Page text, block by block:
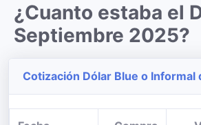
¿Cuanto estaba el
Septiembre 2025?
Cotización Dólar Blue o Informal